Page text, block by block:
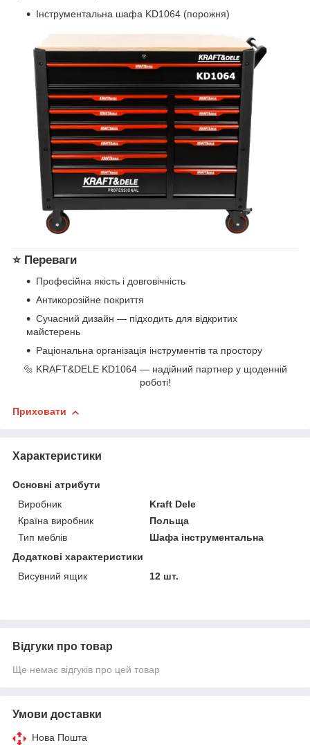
Інструментальна шафа KD1064 (порожня)
⭐ Переваги
Професійна якість і довговічність
Антикорозійне покриття
Сучасний дизайн — підходить для відкритих
майстерень
Раціональна організація інструментів та простору
🔩 KRAFT&DELE KD1064 — надійний партнер у щоденній
роботі!
Приховати
Характеристики
Основні атрибути
Виробник
Kraft Dele
Країна виробник
Польща
Тип меблів
Шафа інструментальна
Додаткові характеристики
Висувний ящик
12 шт.
Відгуки про товар
Ще немає відгуків про цей товар
Умови доставки
Нова Пошта